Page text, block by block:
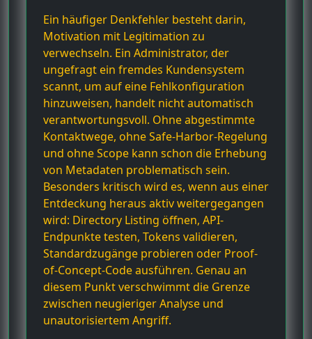
Ein häufiger Denkfehler besteht darin,
Motivation mit Legitimation zu
verwechseln. Ein Administrator, der
ungefragt ein fremdes Kundensystem
scannt, um auf eine Fehlkonfiguration
hinzuweisen, handelt nicht automatisch
verantwortungsvoll. Ohne abgestimmte
Kontaktwege, ohne Safe-Harbor-Regelung
und ohne Scope kann schon die Erhebung
von Metadaten problematisch sein.
Besonders kritisch wird es, wenn aus einer
Entdeckung heraus aktiv weitergegangen
wird: Directory Listing öffnen, API-
Endpunkte testen, Tokens validieren,
Standardzugänge probieren oder Proof-
of-Concept-Code ausführen. Genau an
diesem Punkt verschwimmt die Grenze
zwischen neugieriger Analyse und
unautorisiertem Angriff.